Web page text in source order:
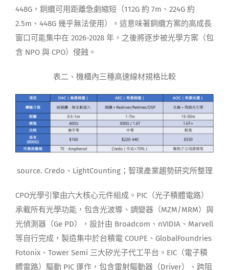
448G，銅纜可用距離急劇縮短（112G 約 7m、224G 約
2.5m、448G 幾乎無法使用）。這意味著銅纜方案的高成長
窗口可能集中在 2026-2028 年，之後將逐步被光學方案（包
含 NPO 與 CPO）侵蝕。
表二、機櫃內三種高速線材規格比較
source. Credo、LightCounting；智璞產業趨勢研究所整理
CPO光學引擎由六大核心元件組成。PIC（光子積體電路）
承載所有光學功能，包含光波導、調變器（MZM/MRM）與
光偵測器（Ge PD），設計由 Broadcom、nVIDIA、Marvell
等自行完成，製造集中於台積電 COUPE、GlobalFoundries
Fotonix、Tower Semi 三大矽光子代工平台。EIC（電子積
體電路）驅動 PIC 運作，包含雷射驅動器（Driver）、跨阻